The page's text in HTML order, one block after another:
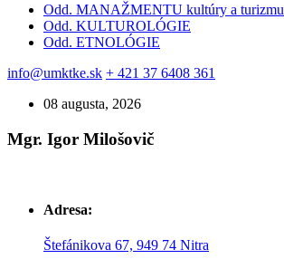
Odd. MANAŽMENTU kultúry a turizmu
Odd. KULTUROLÓGIE
Odd. ETNOLÓGIE
info@umktke.sk + 421 37 6408 361
08 augusta, 2026
Mgr. Igor Milošovič
Adresa:
Štefánikova 67, 949 74 Nitra